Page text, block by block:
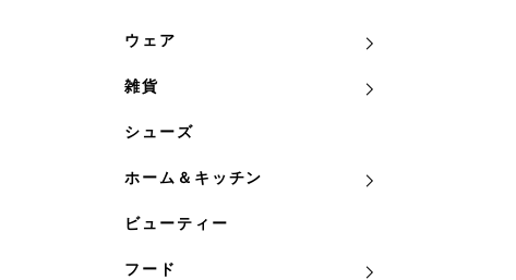
ウェア
雑貨
シューズ
ホーム＆キッチン
ビューティー
フード